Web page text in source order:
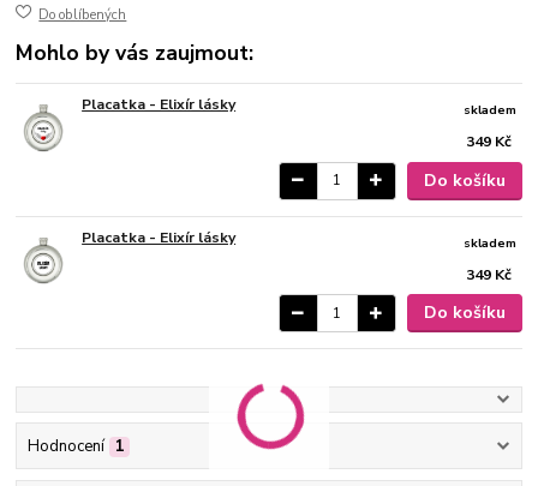
Do oblíbených
Mohlo by vás zaujmout:
Placatka - Elixír lásky
349 Kč
skladem
Do košíku
Placatka - Elixír lásky
349 Kč
skladem
Do košíku
Hodnocení 1